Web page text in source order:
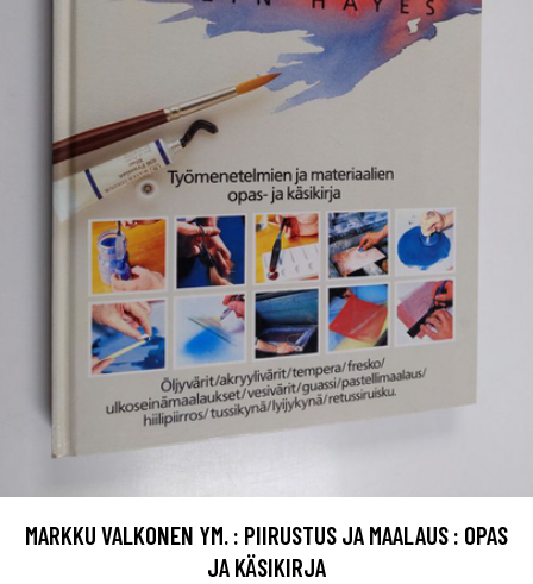
MARKKU VALKONEN YM. : PIIRUSTUS JA MAALAUS : OPAS
JA KÄSIKIRJA